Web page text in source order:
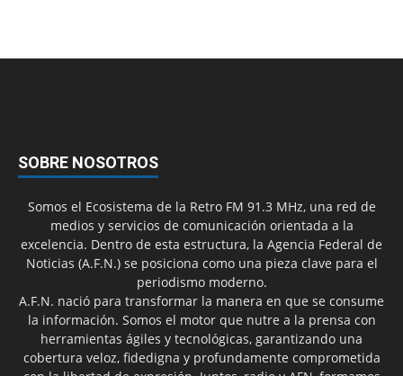
SOBRE NOSOTROS
Somos el Ecosistema de la Retro FM 91.3 MHz, una red de
medios y servicios de comunicación orientada a la
excelencia. Dentro de esta estructura, la Agencia Federal de
Noticias (A.F.N.) se posiciona como una pieza clave para el
periodismo moderno.
A.F.N. nació para transformar la manera en que se consume
la información. Somos el motor que nutre a la prensa con
herramientas ágiles y tecnológicas, garantizando una
cobertura veloz, fidedigna y profundamente comprometida